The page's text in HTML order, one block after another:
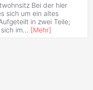
Bei der hier
sich um ein altes
in zwei Teile;
im... [Mehr]